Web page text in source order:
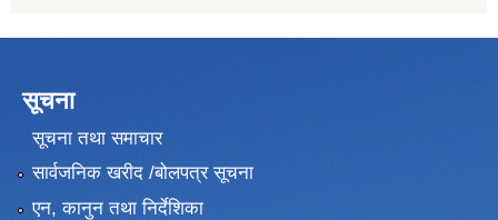
सूचना
सूचना तथा समाचार
सार्वजनिक खरीद /बोलपत्र सूचना
एन, कानुन तथा निर्देशिका